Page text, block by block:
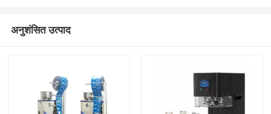
अनुशंसित उत्पाद